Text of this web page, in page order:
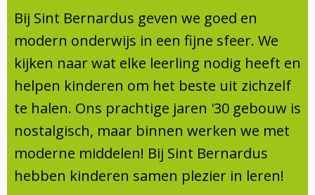
Onderwijs
Leerlingenraad
Leerlingenzorg
Doorstroomtoets
Jeugdprofessional op school
Centrum Jeugd en Gezin
Schoollogopedie
schoolondersteuningsprofiel
Schooltijden
Absentie
Vakanties
Aanmelden
Ouders
Activiteitencommissie (AC)
Medezeggenschapsraad (MR)
Formulieren
Klachtenregeling
Contact
Bij Sint Bernardus geven we goed en
modern onderwijs in een fijne sfeer. We
kijken naar wat elke leerling nodig heeft en
helpen kinderen om het beste uit zichzelf
te halen. Ons prachtige jaren '30 gebouw is
nostalgisch, maar binnen werken we met
moderne middelen! Bij Sint Bernardus
hebben kinderen samen plezier in leren!